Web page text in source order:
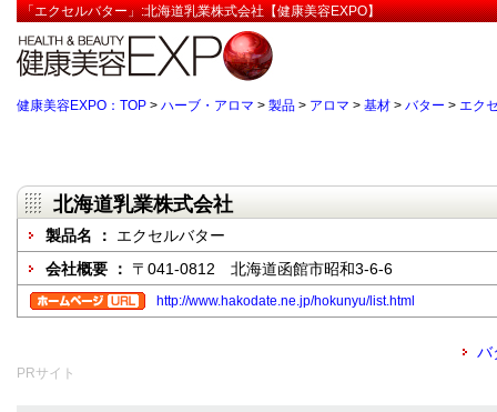
「エクセルバター」:北海道乳業株式会社【健康美容EXPO】
健康美容EXPO：TOP > ハーブ・アロマ > 製品 > アロマ > 基材 > バター > エク
北海道乳業株式会社
製品名 ： エクセルバター
会社概要 ： 〒041-0812 北海道函館市昭和3-6-6
http://www.hakodate.ne.jp/hokunyu/list.html
バ
PRサイト